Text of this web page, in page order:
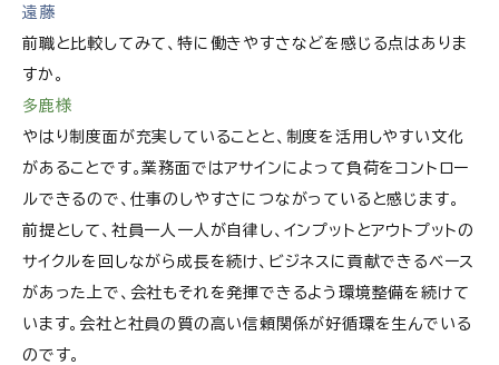
遠藤
前職と比較してみて、特に働きやすさなどを感じる点はありま
すか。
多鹿様
やはり制度面が充実していることと、制度を活用しやすい文化
があることです。業務面ではアサインによって負荷をコントロー
ルできるので、仕事のしやすさにつながっていると感じます。
前提として、社員一人一人が自律し、インプットとアウトプットの
サイクルを回しながら成長を続け、ビジネスに貢献できるベース
があった上で、会社もそれを発揮できるよう環境整備を続けて
います。会社と社員の質の高い信頼関係が好循環を生んでいる
のです。